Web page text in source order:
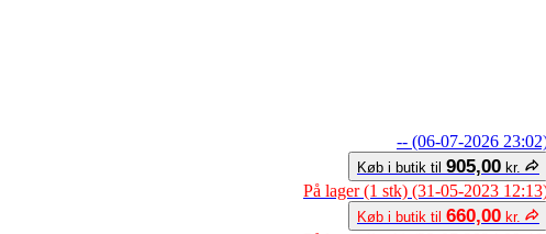
-- (06-07-2026
Køb i butik til 905,00 kr.
På lager (1 stk) (31-05-2023
Køb i butik til 660,00 kr.